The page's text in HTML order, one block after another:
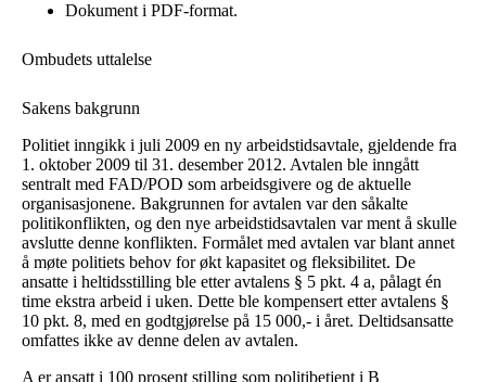
Dokument i PDF-format.
Ombudets uttalelse
Sakens bakgrunn
Politiet inngikk i juli 2009 en ny arbeidstidsavtale, gjeldende fra
1. oktober 2009 til 31. desember 2012. Avtalen ble inngått
sentralt med FAD/POD som arbeidsgivere og de aktuelle
organisasjonene. Bakgrunnen for avtalen var den såkalte
politikonflikten, og den nye arbeidstidsavtalen var ment å skulle
avslutte denne konflikten. Formålet med avtalen var blant annet
å møte politiets behov for økt kapasitet og fleksibilitet. De
ansatte i heltidsstilling ble etter avtalens § 5 pkt. 4 a, pålagt én
time ekstra arbeid i uken. Dette ble kompensert etter avtalens §
10 pkt. 8, med en godtgjørelse på 15 000,- i året. Deltidsansatte
omfattes ikke av denne delen av avtalen.
A er ansatt i 100 prosent stilling som politibetjent i B